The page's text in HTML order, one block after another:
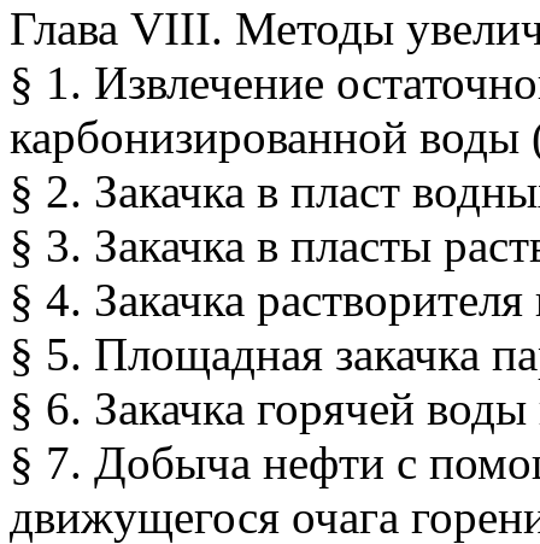
Глава VIII. Методы
§ 1. Извлечение
карбонизированной
§ 2. Закачка в пласт
§ 3. Закачка в пласты
§ 4. Закачка растворителя
§ 5. Площадная закачка
§ 6. Закачка горячей
§ 7. Добыча нефти с
движущегося очага